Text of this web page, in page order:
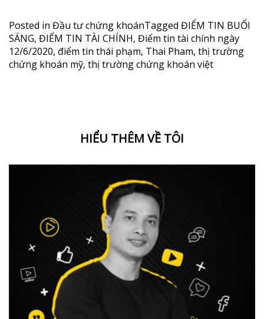
Posted in Đầu tư chứng khoánTagged ĐIỂM TIN BUỔI
SÁNG, ĐIỂM TIN TÀI CHÍNH, Điểm tin tài chính ngày
12/6/2020, điểm tin thái phạm, Thai Pham, thị trường
chứng khoán mỹ, thị trường chứng khoán việt
HIỂU THÊM VỀ TÔI